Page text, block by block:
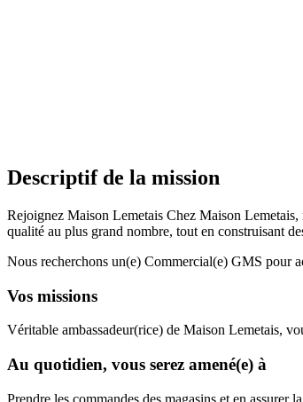
Descriptif de la mission
Rejoignez Maison Lemetais Chez Maison
qualité au plus grand nombre, tout en construisant
Nous recherchons un(e) Commercial(e) GMS pour
Vos missions
Véritable ambassadeur(rice) de Maison Lemetais,
Au quotidien, vous serez amené(e) à
Prendre les commandes des magasins et en